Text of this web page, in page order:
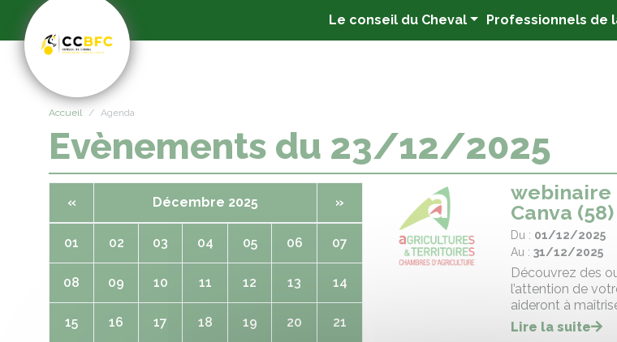
Le conseil du Cheval Professionnels de
Accueil Agenda
Evènements du 23/12/2025
« Décembre 2025 »
01 02 03 04 05 06 07
08 09 10 11 12 13 14
15 16 17 18 19 20 21
webinaire
Canva (58)
Du : 01/12/2025
Au : 31/12/2025
Découvrez des
l’attention de
aideront à
Lire la suite
Panneau de gestion des cookies